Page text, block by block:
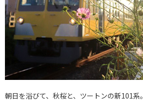
朝日を浴びて、秋桜と、ツートンの新101系。